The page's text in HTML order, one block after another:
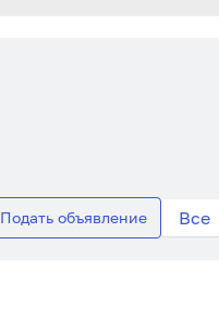
Подать объявление Все